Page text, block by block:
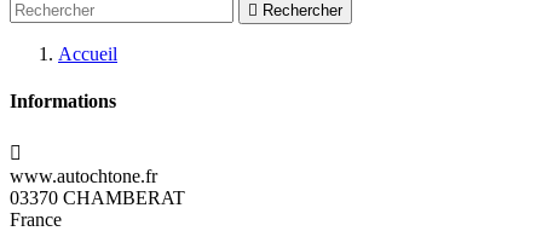
 Rechercher
Accueil
Informations

www.autochtone.fr
03370 CHAMBERAT
France